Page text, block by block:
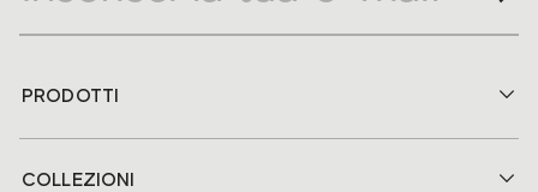
PRODOTTI
COLLEZIONI